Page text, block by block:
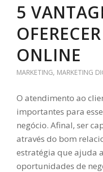
5
ONLINE
MARKETING, MARKETING
O atendimento ao
importantes para
negócio. Afinal, ser
através do bom
estratégia que ajuda
oportunidades de